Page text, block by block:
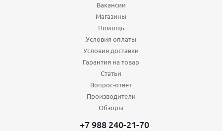
Вакансии
Магазины
Помощь
Условия оплаты
Условия доставки
Гарантия на товар
Статьи
Вопрос-ответ
Производители
Обзоры
+7 988 240-21-70